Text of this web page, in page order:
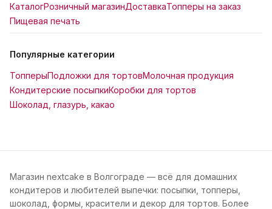
КаталогРозничный магазинДоставкаТопперы на заказ
Пищевая печать
Популярные категории
ТопперыПодложки для тортовМолочная продукция
Кондитерские посыпкиКоробки для тортов
Шоколад, глазурь, какао
Магазин nextcake в Волгограде — всё для домашних
кондитеров и любителей выпечки: посыпки, топперы,
шоколад, формы, красители и декор для тортов. Более